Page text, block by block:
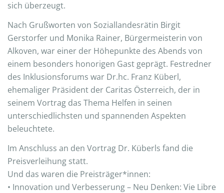
sich überzeugt.
Nach Grußworten von Soziallandesrätin Birgit
Gerstorfer und Monika Rainer, Bürgermeisterin von
Alkoven, war einer der Höhepunkte des Abends von
einem besonders honorigen Gast geprägt. Festredner
des Inklusionsforums war Dr.hc. Franz Küberl,
ehemaliger Präsident der Caritas Österreich, der in
seinem Vortrag das Thema Helfen in seinen
unterschiedlichsten und spannenden Aspekten
beleuchtete.
Im Anschluss an den Vortrag Dr. Küberls fand die
Preisverleihung statt.
Und das waren die Preisträger*innen:
• Innovation und Verbesserung – Neu Denken: Vie Libre